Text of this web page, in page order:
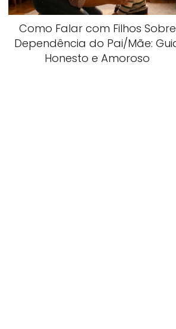
Como Falar com Filhos Sobre
Dependência do Pai/Mãe:
Honesto e Amoroso